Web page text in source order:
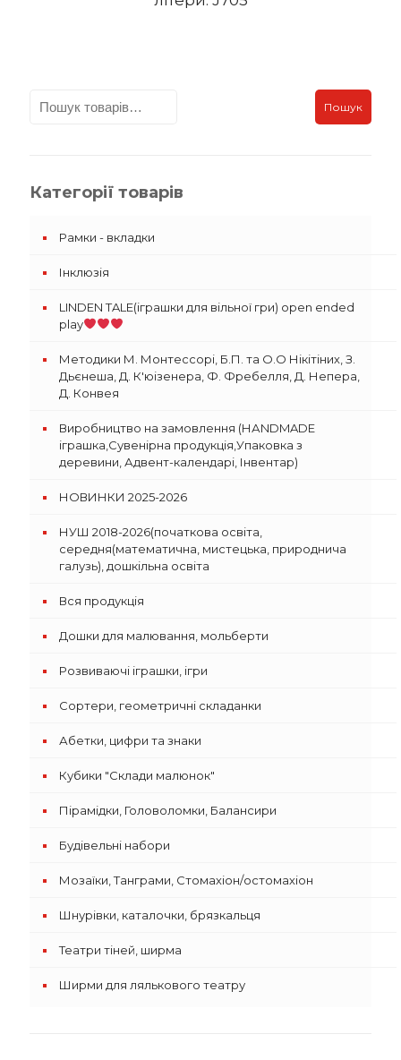
Пошук
Категорії товарів
Рамки - вкладки
Інклюзія
LINDEN TALE(іграшки для вільної гри) open ended
play
Методики М. Монтессорі, Б.П. та О.О Нікітіних, З.
Дьєнеша, Д. К'юізенера, Ф. Фребелля, Д. Непера,
Д. Конвея
Виробництво на замовлення (НАNDMADE
іграшка,Сувенірна продукція,Упаковка з
деревини, Адвент-календарі, Інвентар)
НОВИНКИ 2025-2026
НУШ 2018-2026(початкова освіта,
середня(математична, мистецька, природнича
галузь), дошкільна освіта
Вся продукція
Дошки для малювання, мольберти
Розвиваючі іграшки, ігри
Сортери, геометричні складанки
Абетки, цифри та знаки
Кубики "Склади малюнок"
Пірамідки, Головоломки, Балансири
Будівельні набори
Мозаїки, Танграми, Стомахіон/остомахіон
Шнурівки, каталочки, брязкальця
Театри тіней, ширма
Ширми для лялькового театру